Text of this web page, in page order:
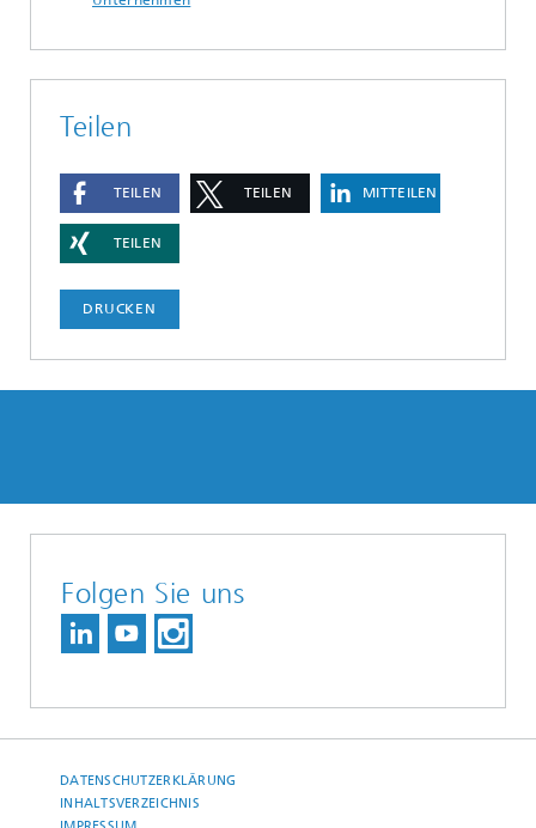
Teilen
TEILEN TEILEN MITTEILEN
TEILEN
DRUCKEN
Folgen Sie uns
DATENSCHUTZERKLÄRUNG
INHALTSVERZEICHNIS